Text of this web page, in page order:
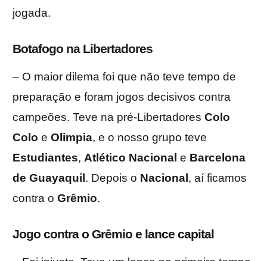
jogada.
Botafogo na Libertadores
– O maior dilema foi que não teve tempo de
preparação e foram jogos decisivos contra
campeões. Teve na pré-Libertadores Colo
Colo e Olimpia, e o nosso grupo teve
Estudiantes, Atlético Nacional e Barcelona
de Guayaquil . Depois o Nacional , aí ficamos
contra o Grêmio.
Jogo contra o Grêmio e lance capital